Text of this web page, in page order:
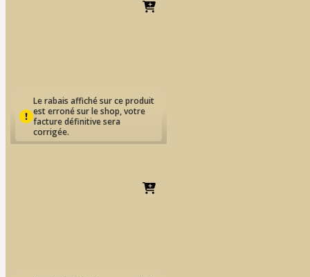
Le rabais affiché sur ce produit
est erroné sur le shop, votre
facture définitive sera
corrigée.